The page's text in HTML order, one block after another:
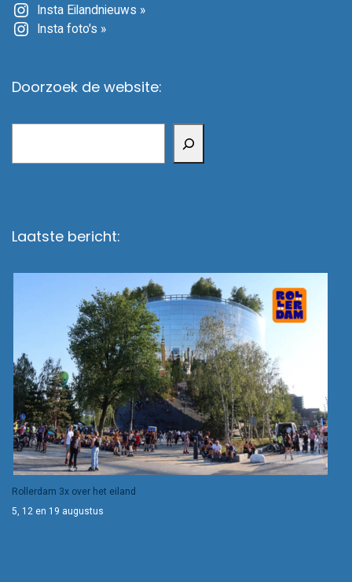
Insta Eilandnieuws »
Insta foto's »
Doorzoek de website:
Laatste bericht:
Rollerdam 3x over het eiland
5, 12 en 19 augustus